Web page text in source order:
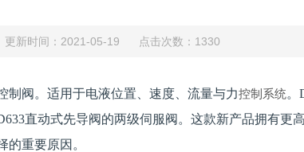
更新时间：2021-05-19 点击次数：1330
制阀。适用于电液位置、速度、流量与力控制系统。
直动式先导阀的两级伺服阀。这款新产品拥有更
重要原因。